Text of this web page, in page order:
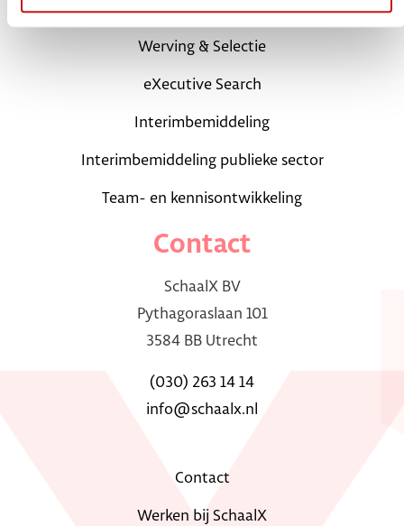
SchaalX professionals
Werving & Selectie
eXecutive Search
Interimbemiddeling
Interimbemiddeling publieke sector
Team- en kennisontwikkeling
Contact
SchaalX BV
Pythagoraslaan 101
3584 BB Utrecht
(030) 263 14 14
info@schaalx.nl
Contact
Werken bij SchaalX